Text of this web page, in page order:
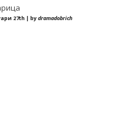
27th | bydramadobrich